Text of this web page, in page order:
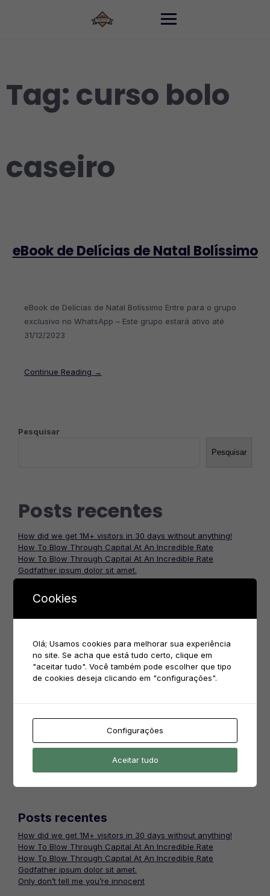
Tag:curso bolo
caseiro
eBook de Delícias de Natal Bolíssimo
eBook de Delícias de Natal Bolíssimo Entre para o grupo
exclusivo no WhatsApp – Este grupo estará ativo até
31/12/2023
Continue Reading →
Pesquisar
Pesquisar
Posts recentes
How did we get 1M+ visitors in 30 days without anything!
How To Blow Through Capital At An Incredible Rate
How To Blow Through Capital At An Incredible Rate
Godfather ipsum dolor sit amet.
Only don’t tell me you’re innocent
ivanete.oliveira em Biscoito Amanteigado e Cookies
alexandra rodrigues.frotaem Bolo Crocante de nozes
Posts recentes
How did we get 1M+ visitors in 30 days without anything!
How To Blow Through Capital At An Incredible Rate
How To Blow Through Capital At An Incredible Rate
Godfather ipsum dolor sit amet.
Only don’t tell me you’re innocent
Cookies
Olá; Usamos cookies para melhorar sua experiência
no site. Se acha que está tudo certo, clique em
"aceitar tudo". Você também pode escolher que tipo
de cookies deseja clicando em "configurações".
Configurações
Aceitar tudo